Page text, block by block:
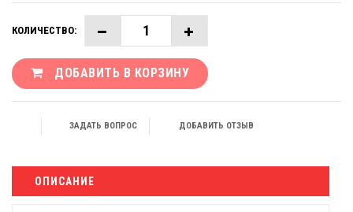
КОЛИЧЕСТВО:
ДОБАВИТЬ В КОРЗИНУ
ЗАДАТЬ ВОПРОС ДОБАВИТЬ ОТЗЫВ
ОПИСАНИЕ